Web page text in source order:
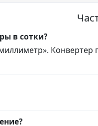
в сотки?
Конвертер